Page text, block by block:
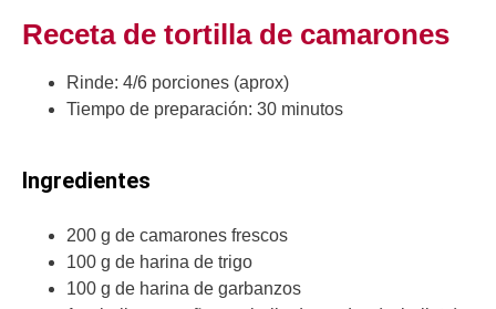
Receta de tortilla de camarones
Rinde: 4/6 porciones (aprox)
Tiempo de preparación: 30 minutos
Ingredientes
200 g de camarones frescos
100 g de harina de trigo
100 g de harina de garbanzos